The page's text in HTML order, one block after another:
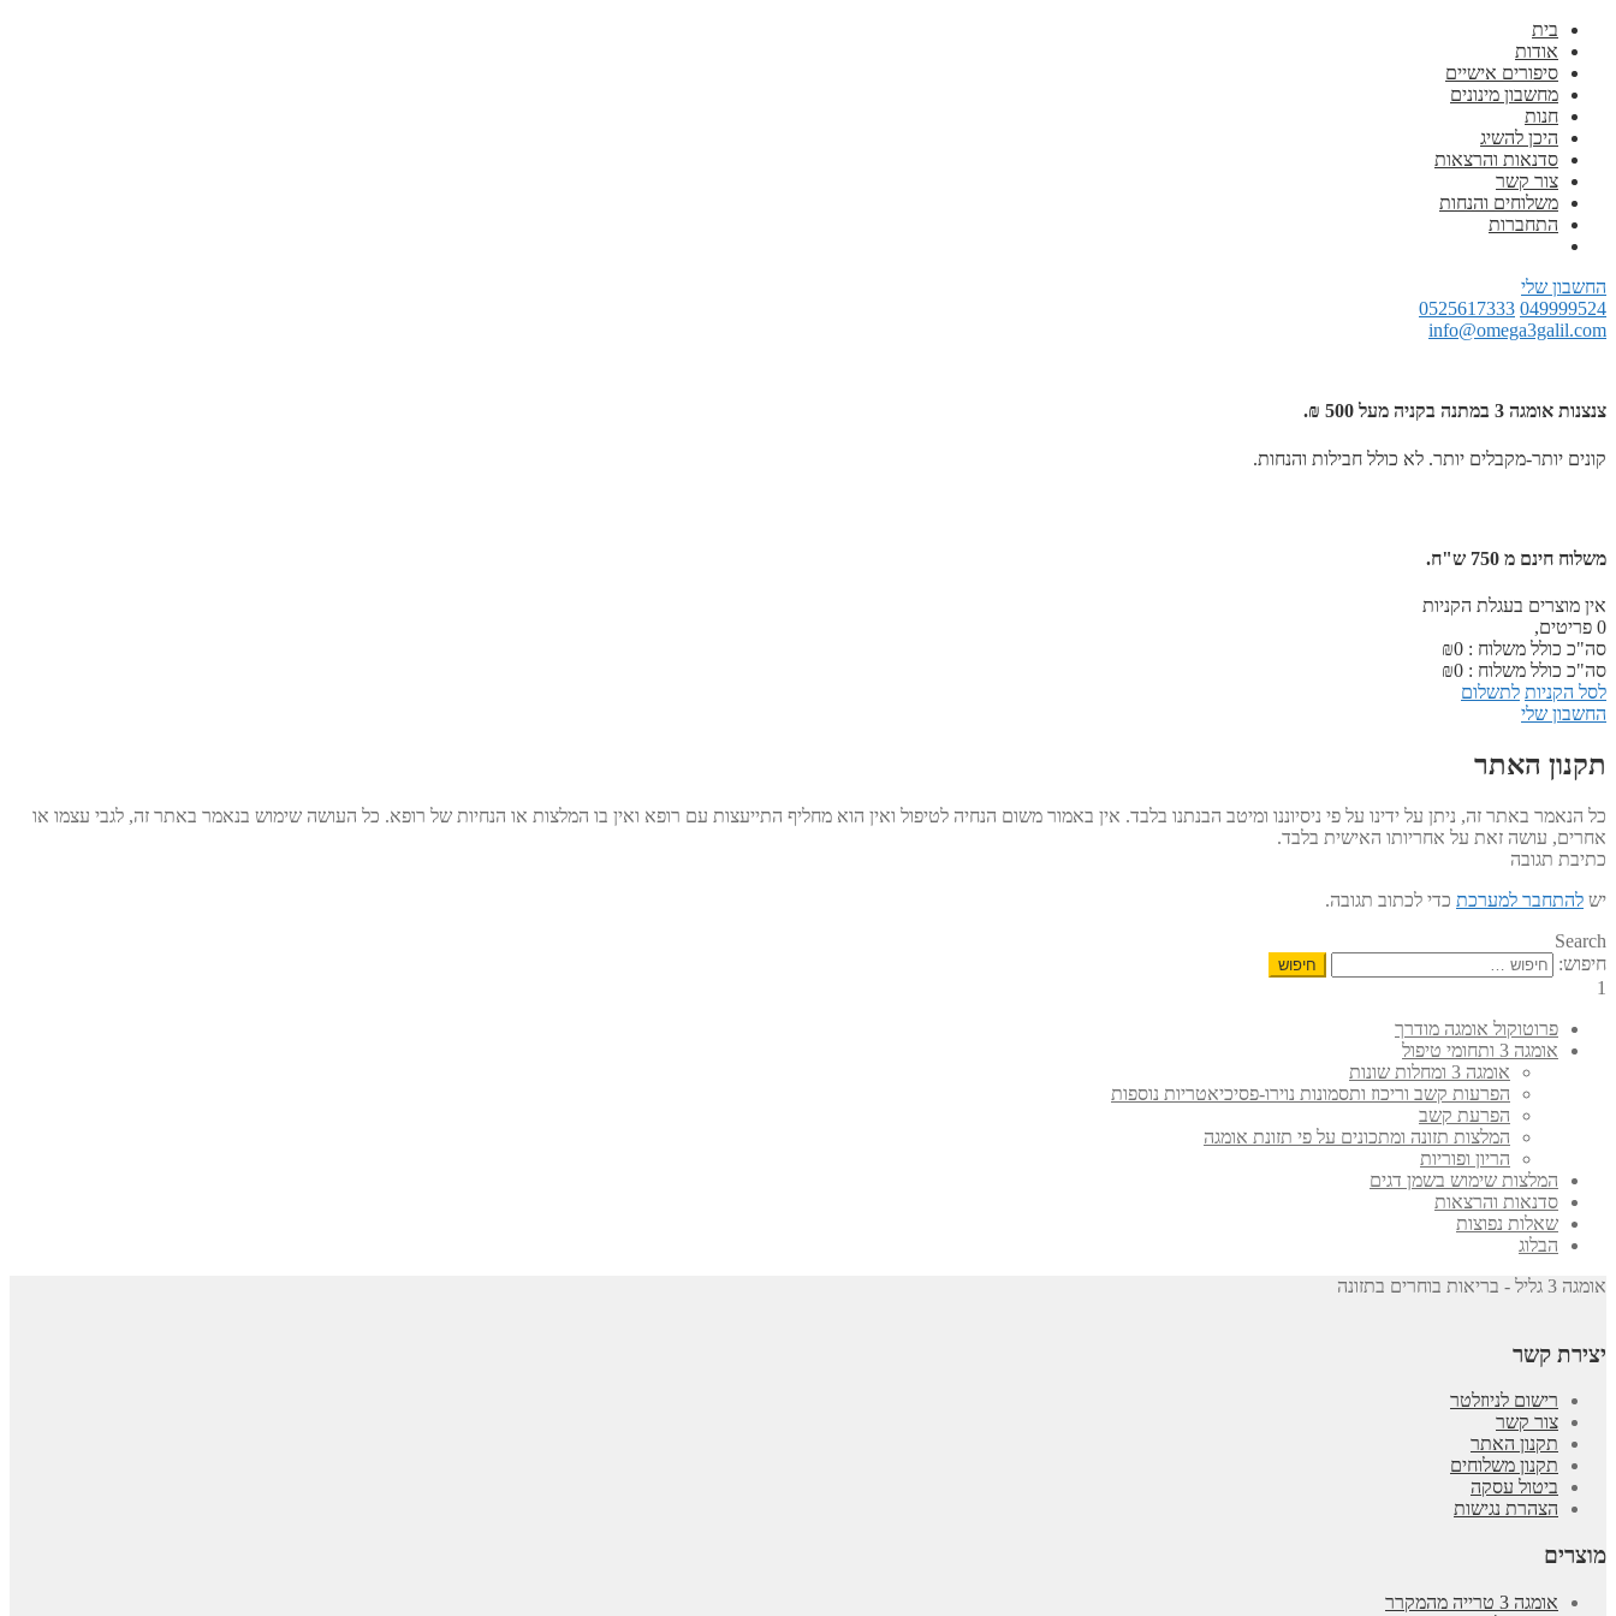
בית
אודות
סיפורים אישיים
מחשבון מינונים
חנות
היכן להשיג
סדנאות והרצאות
צור קשר
משלוחים והנחות
התחברות
החשבון שלי
049999524
0525617333
info@omega3galil.com
צנצנות אומגה 3 במתנה בקניה מעל 500 ₪.
קונים יותר-מקבלים יותר. לא כולל חבילות והנחות.
משלוח חינם מ 750 ש"ח.
אין מוצרים בעגלת הקניות
0 פריטים,
סה"כ כולל משלוח :
₪0
סה"כ כולל משלוח :
₪0
לסל הקניות לתשלום
החשבון שלי
תקנון האתר
כל הנאמר באתר זה, ניתן על ידינו על פי ניסיוננו ומיטב הבנתנו בלבד. אין באמור משום הנחיה לטיפול ואין הוא מחליף התייעצות עם רופא ואין בו המלצות או הנחיות של רופא. כל העושה שימוש בנאמר באתר זה, לגבי עצמו או
אחרים, עושה זאת על אחריותו האישית בלבד.
כתיבת תגובה
יש להתחבר למערכת כדי לכתוב תגובה.
Search
חיפוש:
1
פרוטוקול אומגה מודרך
אומגה 3 ותחומי טיפול
אומגה 3 ומחלות שונות
הפרעות קשב וריכוז ותסמונות נוירו-פסיכיאטריות נוספות
הפרעת קשב
המלצות תזונה ומתכונים על פי תזונת אומגה
הריון ופוריות
המלצות שימוש בשמן דגים
סדנאות והרצאות
שאלות נפוצות
הבלוג
אומגה 3 גליל - בריאות בוחרים בתזונה
יצירת קשר
רישום לניוזלטר
צור קשר
תקנון האתר
תקנון משלוחים
ביטול עסקה
הצהרת נגישות
מוצרים
אומגה 3 טרייה מהמקרר